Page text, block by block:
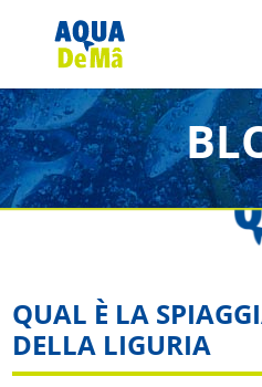
QUAL È LA
DELLA LIGURIA